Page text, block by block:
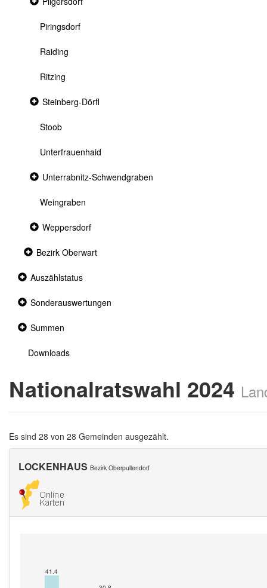
section
Piringsdorf
Raiding
Ritzing
Collapsed
Steinberg-Dörfl
Stoob
Unterfrauenhaid
Collapsed
Unterrabnitz-Schwendgraben
Weingraben
Collapsed
section
Weppersdorf
Collapsed
Bezirk Oberwart
Collapsed
Auszählstatus
Collapsed
Sonderauswertungen
Collapsed
Summen
Downloads
Nationalratswahl 2024
Es sind 28 von 28 Gemeinden ausgezählt.
LOCKENHAUS Bezirk Oberpullendorf
41.4